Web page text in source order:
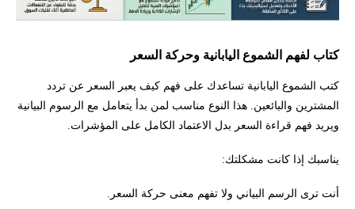
كتاب لفهم الشموع اليابانية وحركة السعر
كتب الشموع اليابانية تساعدك على فهم كيف يعبر السعر عن تردد
المشترين والبائعين. هذا النوع مناسب لمن بدأ يتعامل مع الرسوم البيانية
ويريد فهم قراءة السعر بدل الاعتماد الكامل على المؤشرات.
يناسبك إذا كانت مشكلتك:
أنت ترى الرسم البياني ولا تفهم معنى حركة السعر.